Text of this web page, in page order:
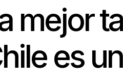
mejor
es